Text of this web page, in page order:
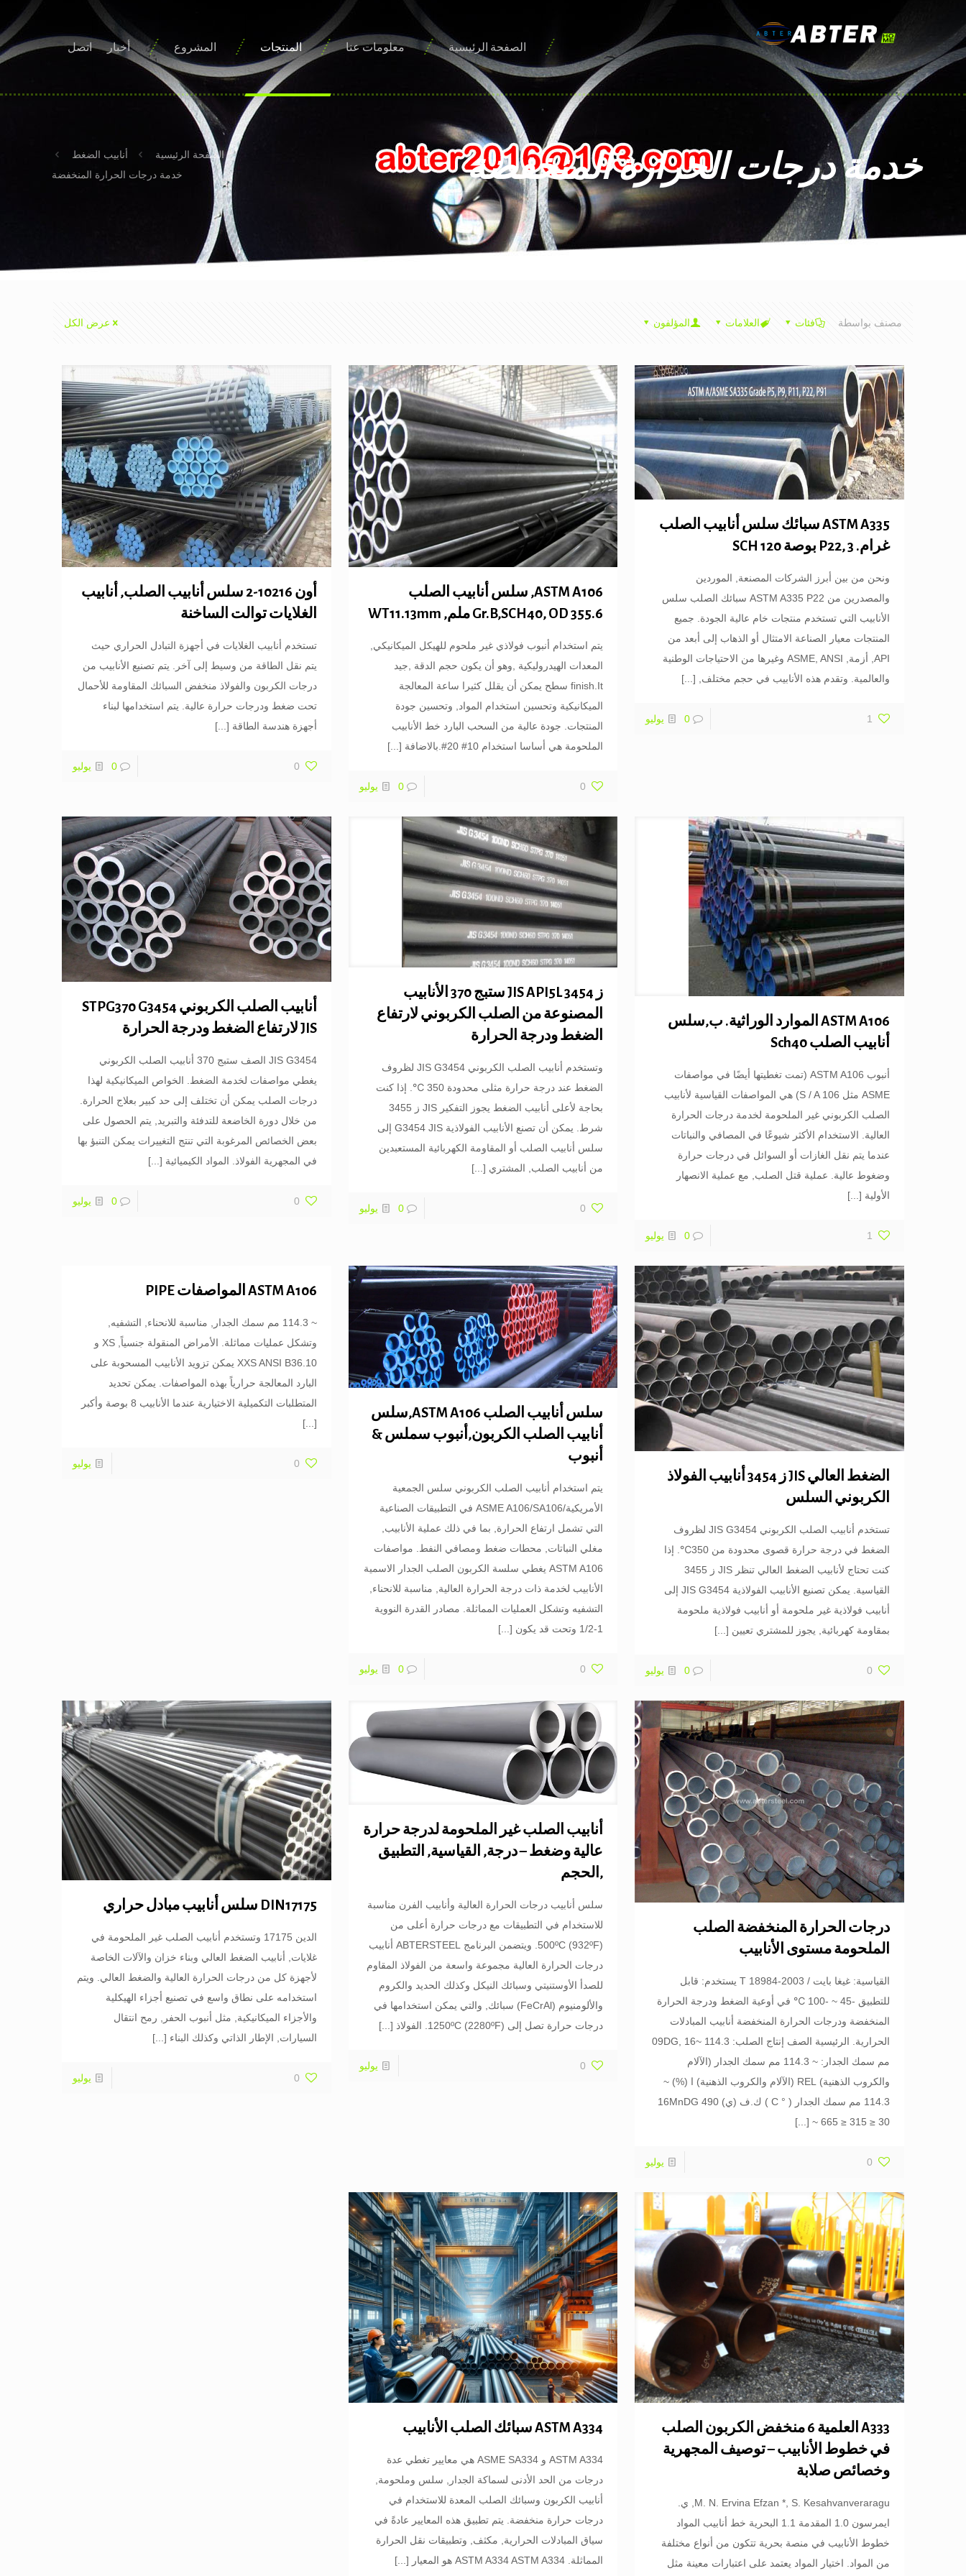
الصفحة الرئيسية معلومات عنا المنتجات المشروع أخبار اتصل
خدمة درجات الحرارة المنخفضة الصفحة الرئيسية
أنابيب الضغط
خدمة درجات الحرارة المنخفضة
مصنف بواسطة فئات العلامات المؤلفون عرض الكل
ASTM A335 سبائك سلس أنابيب الصلب
غرام. P22, 3 بوصة SCH 120
ونحن من بين أبرز الشركات المصنعة, الموردين
والمصدرين من ASTM A335 P22 سبائك الصلب سلس
الأنابيب التي تستخدم منتجات خام عالية الجودة. جميع
المنتجات معيار الصناعة الامتثال أو الذهاب إلى أبعد من
API, أزمة, ASME, ANSI وغيرها من الاحتياجات الوطنية
والعالمية. وتقدم هذه الأنابيب في حجم مختلف, [...]
1
0 يوليو
ASTM A106, سلس أنابيب الصلب
Gr.B,SCH40, OD 355.6 ملم, WT11.13mm
يتم استخدام أنبوب فولاذي غير ملحوم للهيكل الميكانيكي,
المعدات الهيدروليكية ,وهو أن يكون حجم الدقة ,جيد
finish.It سطح يمكن أن يقلل كثيرا ساعة المعالجة
الميكانيكية وتحسين استخدام المواد, وتحسين جودة
المنتجات. جودة عالية من السحب البارد خط الأنابيب
الملحومة هي أساسا استخدام 10# 20#.بالاضافة
[...]
0
0 يوليو
أون 10216-2 سلس أنابيب الصلب, أنابيب
الغلايات توالت الساخنة
تستخدم أنابيب الغلايات في أجهزة التبادل الحراري حيث
يتم نقل الطاقة من وسيط إلى آخر. يتم تصنيع الأنابيب من
درجات الكربون والفولاذ منخفض السبائك المقاومة للأحمال
تحت ضغط ودرجات حرارة عالية. يتم استخدامها لبناء
أجهزة هندسة الطاقة [...]
0
0 يوليو
ASTM A106 الموارد الوراثية. ب,سلس
أنابيب الصلب Sch40
أنبوب ASTM A106 (تمت تغطيتها أيضًا في مواصفات
ASME مثل S / A 106) هي المواصفات القياسية لأنابيب
الصلب الكربوني غير الملحومة لخدمة درجات الحرارة
العالية. الاستخدام الأكثر شيوعًا في المصافي والنباتات
عندما يتم نقل الغازات أو السوائل في درجات حرارة
وضغوط عالية. عملية قتل الصلب, مع عملية الانصهار
الأولية [...]
1
0 يوليو
ز JIS API5L 3454 ستبج 370 الأنابيب
المصنوعة من الصلب الكربوني لارتفاع
الضغط ودرجة الحرارة
وتستخدم أنابيب الصلب الكربوني JIS G3454 لظروف
الضغط عند درجة حرارة مثلى محدودة 350 ℃. إذا كنت
بحاجة لأعلى أنابيب الضغط يجوز التفكير JIS ز 3455
شرط. يمكن أن تصنع الأنابيب الفولاذية G3454 JIS إلى
سلس أنابيب الصلب أو المقاومة الكهربائية المستعبدين
من أنابيب الصلب, المشتري [...]
0
0 يوليو
أنابيب الصلب الكربوني STPG370 G3454
JIS لارتفاع الضغط ودرجة الحرارة
JIS G3454 الصف ستبج 370 أنابيب الصلب الكربوني
يغطي مواصفات لخدمة الضغط. الخواص الميكانيكية لهذا
درجات الصلب يمكن أن تختلف إلى حد كبير بعلاج الحرارة.
من خلال دورة الخاضعة للتدفئة والتبريد, يتم الحصول على
بعض الخصائص المرغوبة التي تنتج التغييرات يمكن التنبؤ بها
في المجهرية الفولاذ. المواد الكيميائية [...]
0
0 يوليو
الضغط العالي JIS ز 3454 أنابيب الفولاذ
الكربوني السلس
تستخدم أنابيب الصلب الكربوني JIS G3454 لظروف
الضغط في درجة حرارة قصوى محدودة من 350℃. إذا
كنت تحتاج لأنابيب الضغط العالي تنظر JIS ز 3455
القياسية. يمكن تصنيع الأنابيب الفولاذية JIS G3454 إلى
أنابيب فولاذية غير ملحومة أو أنابيب فولاذية ملحومة
بمقاومة كهربائية, يجوز للمشتري تعيين [...]
0
0 يوليو
سلس أنابيب الصلب ASTM A106,سلس
أنابيب الصلب الكربون,أنبوب سملس &
أنبوب
يتم استخدام أنابيب الصلب الكربوني سلس الجمعية
الأمريكية/ASME A106/SA106 في التطبيقات الصناعية
التي تشمل ارتفاع الحرارة, بما في ذلك عملية الأنابيب,
مغلي النباتات, محطات ضغط ومصافي النفط. مواصفات
ASTM A106 يغطي سلسة الكربون الصلب الجدار الاسمية
الأنابيب لخدمة ذات درجة الحرارة العالية, مناسبة للانحناء,
التشفيه وتشكل العمليات المماثلة. مصادر القدرة النووية
1-1/2 وتحت قد يكون
[...]
0
0 يوليو
ASTM A106 المواصفات PIPE
~ 114.3 مم سمك الجدار, مناسبة للانحناء, التشفيه,
وتشكل عمليات مماثلة. الأمراض المنقولة جنسياً, XS و
XXS ANSI B36.10 يمكن تزويد الأنابيب المسحوبة على
البارد المعالجة حرارياً بهذه المواصفات. يمكن تحديد
المتطلبات التكميلية الاختيارية عندما الأنابيب 8 بوصة وأكبر
[...]
0 يوليو
درجات الحرارة المنخفضة الصلب
الملحومة مستوى الأنابيب
القياسية: غيغا بايت / T 18984-2003 يستخدم: قابل
للتطبيق -45 ~ -100 ℃ في أوعية الضغط ودرجة الحرارة
المنخفضة ودرجات الحرارة المنخفضة أنابيب المبادلات
الحرارية. الرئيسية الصف إنتاج الصلب: 09DG, 16~ 114.3
مم سمك الجدار: ~ 114.3 مم سمك الجدار (الآلام
والكروب الذهنية) REL (الآلام والكروب الذهنية) ا (%) ~
114.3 مم سمك الجدار ( ° C ) ك.ف (ي) 16MnDG 490
~ 665 ≥ 315 ≥ 30
[...]
0 يوليو
أنابيب الصلب غير الملحومة لدرجة حرارة
عالية وضغط – درجة, القياسية, التطبيق
,الحجم
سلس أنابيب درجات الحرارة العالية وأنابيب الفرن مناسبة
للاستخدام في التطبيقات مع درجات حرارة أعلى من
500ºC (932ºF). ويتضمن البرنامج ABTERSTEEL أنابيب
درجات الحرارة العالية مجموعة واسعة من الفولاذ المقاوم
للصدأ الأوستنيتي وسبائك النيكل وكذلك الحديد والكروم
والألومنيوم (FeCrAl) سبائك, والتي يمكن استخدامها في
درجات حرارة تصل إلى 1250ºC (2280ºF). الفولاذ
[...]
0 يوليو
DIN17175 سلس أنابيب مبادل حراري
الدين 17175 وتستخدم أنابيب الصلب غير الملحومة في
غلايات, أنابيب الضغط العالي وبناء خزان والآلات الخاصة
لأجهزة كل من درجات الحرارة العالية والضغط العالي. ويتم
استخدامه على نطاق واسع في تصنيع أجزاء الهيكلية
والأجزاء الميكانيكية, مثل أنبوب الحفر, رمح انتقال
السيارات, الإطار الذاتي وكذلك البناء [...]
0 يوليو
A333 العلمية 6 منخفض الكربون الصلب
في خطوط الأنابيب – توصيف المجهرية
وخصائص صلابة
M. N. Ervina Efzan *, S. Kesahvanveraragu, ي.
ايمرسون 1.0 المقدمة 1.1 البحرية خط أنابيب المواد
خطوط الأنابيب في منصة بحرية تتكون من أنواع مختلفة
من المواد. اختيار المواد يعتمد على اعتبارات معينة مثل
ASTM A334 سبائك الصلب الأنابيب
ASTM A334 و ASME SA334 هي معايير تغطي عدة
درجات من الحد الأدنى لسماكة الجدار, سلس وملحومة,
أنابيب الكربون وسبائك الصلب المعدة للاستخدام في
درجات حرارة منخفضة. يتم تطبيق هذه المعايير عادةً في
سياق المبادلات الحرارية, مكثف, وتطبيقات نقل الحرارة
المماثلة. ASTM A334 ASTM A334 هو المعيار
[...]